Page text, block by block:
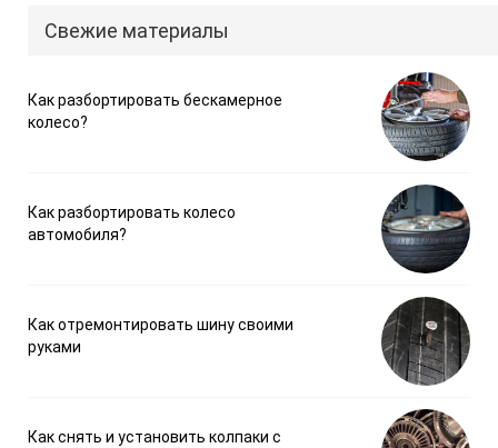
Свежие материалы
Как разбортировать бескамерное
колесо?
Как разбортировать колесо
автомобиля?
Как отремонтировать шину своими
руками
Как снять и установить колпаки с